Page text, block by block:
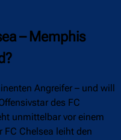
– Memphis
Angreifer – und will
des FC
unmittelbar vor einem
FC Chelsea leiht den